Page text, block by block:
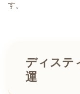
す。
ディステ
運